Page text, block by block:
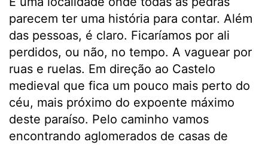
parecem ter uma história para contar. Além
das pessoas, é claro. Ficaríamos por ali
perdidos, ou não, no tempo. A vaguear por
ruas e ruelas. Em direção ao Castelo
medieval que fica um pouco mais perto do
céu, mais próximo do expoente máximo
deste paraíso. Pelo caminho vamos
encontrando aglomerados de casas de